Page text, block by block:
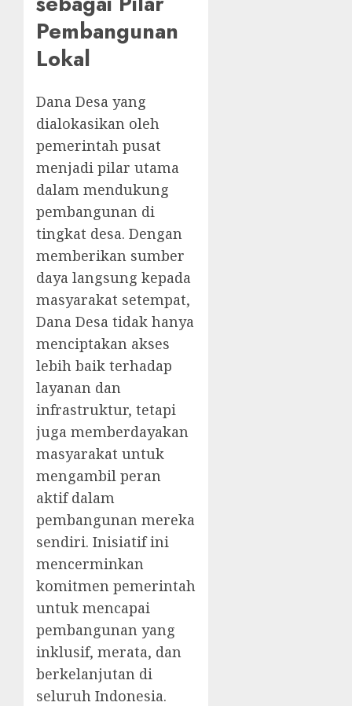
Pembangunan
Lokal
Dana Desa yang
dialokasikan oleh
pemerintah pusat
menjadi pilar utama
dalam mendukung
pembangunan di
tingkat desa. Dengan
memberikan sumber
daya langsung kepada
masyarakat setempat,
Dana Desa tidak hanya
menciptakan akses
lebih baik terhadap
layanan dan
infrastruktur, tetapi
juga memberdayakan
masyarakat untuk
mengambil peran
aktif dalam
pembangunan mereka
sendiri. Inisiatif ini
mencerminkan
komitmen pemerintah
untuk mencapai
pembangunan yang
inklusif, merata, dan
berkelanjutan di
seluruh Indonesia.